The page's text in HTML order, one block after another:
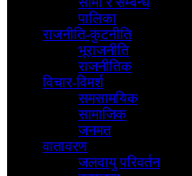
पालिका
राजनीति-कुटनीति
भूराजनीति
राजनीतिक
विचार-विमर्श
समसामयिक
सामाजिक
जनमत
वातावरण
जलवायु परिवर्तन